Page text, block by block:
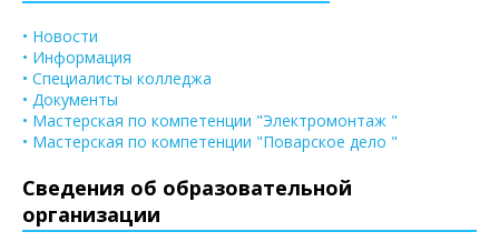
• Новости
• Информация
• Специалисты колледжа
• Документы
• Мастерская по компетенции "Электромонтаж "
• Мастерская по компетенции "Поварское дело "
Сведения об образовательной
организации